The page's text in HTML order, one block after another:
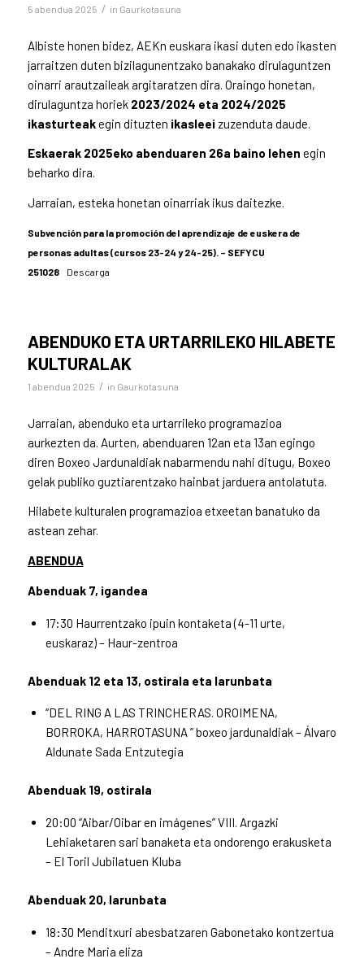
5 abendua 2025 / in Gaurkotasuna
Albiste honen bidez, AEKn euskara ikasi duten edo ikasten
jarraitzen duten bizilagunentzako banakako dirulaguntzen
oinarri arautzaileak argitaratzen dira. Oraingo honetan,
dirulaguntza horiek 2023/2024 eta 2024/2025
ikasturteakegin dituzten ikasleeizuzenduta daude.
Eskaerak 2025eko abenduaren 26a baino lehen egin
beharko dira.
Jarraian, esteka honetan oinarriak ikus daitezke.
Subvención para la promoción del aprendizaje de euskera de
personas adultas (cursos 23-24 y 24-25). – SEFYCU
251028
Descarga
ABENDUKO ETA URTARRILEKO HILABETE
KULTURALAK
1 abendua 2025 / in Gaurkotasuna
Jarraian, abenduko eta urtarrileko programazioa
aurkezten da. Aurten, abenduaren 12an eta 13an egingo
diren Boxeo Jardunaldiak nabarmendu nahi ditugu, Boxeo
gelak publiko guztiarentzako hainbat jarduera antolatuta.
Hilabete kulturalen programazioa etxeetan banatuko da
astean zehar.
ABENDUA
Abenduak 7, igandea
17:30 Haurrentzako ipuin kontaketa (4-11 urte,
euskaraz) – Haur-zentroa
Abenduak 12 eta 13, ostirala eta larunbata
“DEL RING A LAS TRINCHERAS. OROIMENA,
BORROKA, HARROTASUNA ” boxeo jardunaldiak – Álvaro
Aldunate Sada Entzutegia
Abenduak 19, ostirala
20:00 “Aibar/Oibar en imágenes” VIII. Argazki
Lehiaketaren sari banaketa eta ondorengo erakusketa
– El Toril Jubilatuen Kluba
Abenduak 20, larunbata
18:30 Menditxuri abesbatzaren Gabonetako kontzertua
– Andre Maria eliza